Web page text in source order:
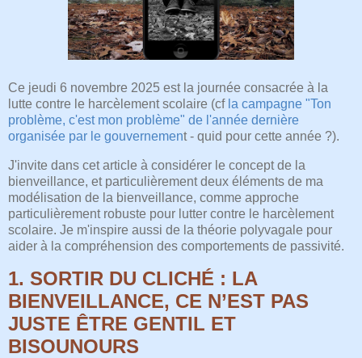
Ce jeudi 6 novembre 2025 est la journée consacrée à la
lutte contre le harcèlement scolaire (cf la campagne "Ton
problème, c'est mon problème" de l'année dernière
organisée par le gouvernement - quid pour cette année ?).
J'invite dans cet article à considérer le concept de la
bienveillance, et particulièrement deux éléments de ma
modélisation de la bienveillance, comme approche
particulièrement robuste pour lutter contre le harcèlement
scolaire. Je m'inspire aussi de la théorie polyvagale pour
aider à la compréhension des comportements de passivité.
1. SORTIR DU CLICHÉ : LA
BIENVEILLANCE, CE N’EST PAS
JUSTE ÊTRE GENTIL ET
BISOUNOURS